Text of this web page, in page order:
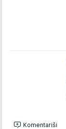
Komentariši